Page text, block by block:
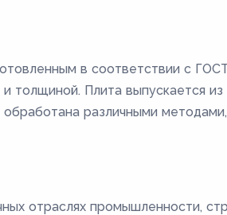
в соответствии с
Плита выпускается из
различными методами,
отраслях промышленности,